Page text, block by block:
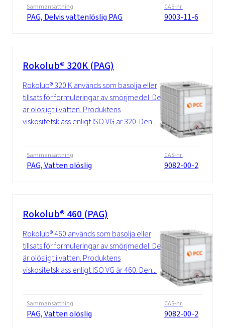
Sammansättning
PAG, Delvis vattenlöslig PAG
CAS-nr.
9003-11-6
Rokolub® 320K (PAG)
Rokolub® 320 K används som basolja eller
tillsats för formuleringar av smörjmedel. Det
är olösligt i vatten. Produktens
viskositetsklass enligt ISO VG är 320. Den...
Sammansättning
PAG, Vatten olöslig
CAS-nr.
9082-00-2
Rokolub® 460 (PAG)
Rokolub® 460 används som basolja eller
tillsats för formuleringar av smörjmedel. Det
är olösligt i vatten. Produktens
viskositetsklass enligt ISO VG är 460. Den...
Sammansättning
PAG, Vatten olöslig
CAS-nr.
9082-00-2